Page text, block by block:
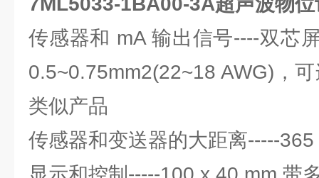
传感器和 mA 输出信号----双芯
0.5~0.75mm2(22~18 AWG)，
类似产品
传感器和变送器的大距离-----365